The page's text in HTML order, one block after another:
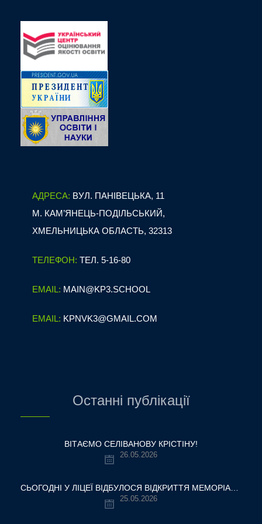
АДРЕСА: ВУЛ. ПАНІВЕЦЬКА, 11
М. КАМ’ЯНЕЦЬ-ПОДІЛЬСЬКИЙ,
ХМЕЛЬНИЦЬКА ОБЛАСТЬ, 32313
ТЕЛЕФОН: ТЕЛ. 5-16-80
EMAIL: MAIN@KP3.SCHOOL
EMAIL: KPNVK3@GMAIL.COM
Останні публікації
ВІТАЄМО СЕЛІВАНОВУ КРІСТІНУ!
26.05.2026
25.05.2026